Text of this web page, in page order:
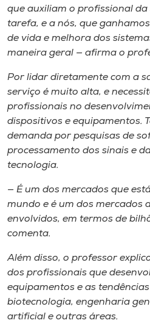
que auxiliam o profissional da
tarefa, e a nós, que
de vida e melhora dos
maneira geral — afirma o
Por lidar diretamente com a
serviço é muito alta, e
profissionais no
dispositivos e equipamentos.
demanda por pesquisas de
processamento dos sinais e
tecnologia.
— É um dos mercados que
mundo e é um dos mercados
envolvidos, em termos de
comenta.
Além disso, o professor
dos profissionais que
equipamentos e as
biotecnologia, engenharia
artificial e outras áreas.